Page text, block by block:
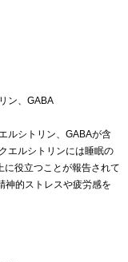
ン、GABA
ルシトリン、GABAが含
エルシトリンには睡眠の
役立つことが報告されて
神的ストレスや疲労感を